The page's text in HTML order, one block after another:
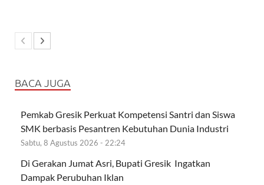
BACA JUGA
Pemkab Gresik Perkuat Kompetensi Santri dan Siswa
SMK berbasis Pesantren Kebutuhan Dunia Industri
Sabtu, 8 Agustus 2026 - 22:24
Di Gerakan Jumat Asri, Bupati Gresik Ingatkan
Dampak Perubuhan Iklan